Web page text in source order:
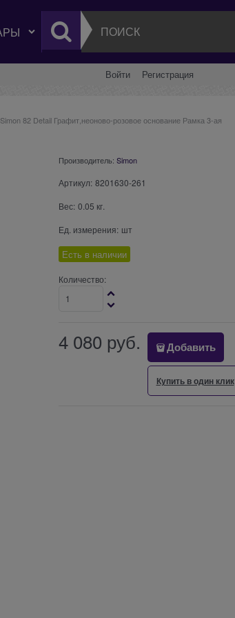
Войти Регистрация
Simon 82 Detail Графит,неоново-розовое основание Рамка 3-ая
Производитель: Simon
Артикул: 8201630-261
Вес: 0.05 кг.
Ед. измерения: шт
Есть в наличии
Количество:
4 080 руб. Добавить
Купить в один клик